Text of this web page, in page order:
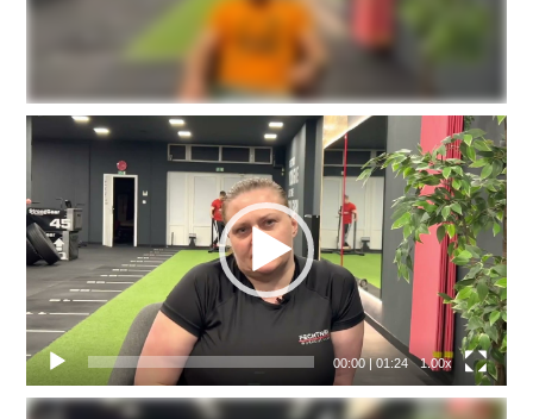
Video
přehrávač
00:00|01:24 1.00x